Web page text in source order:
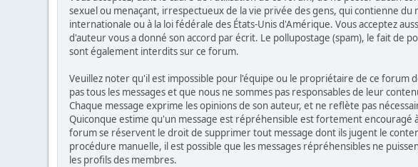
sexuel ou menaçant, irrespectueux de la vie privée des gens, qui contienne
internationale ou à la loi fédérale des États-Unis d'Amérique. Vous acceptez
d'auteur vous a donné son accord par écrit. Le pollupostage (spam), le fait de
sont également interdits sur ce forum.
Veuillez noter qu'il est impossible pour l'équipe ou le propriétaire de ce forum
pas tous les messages et que nous ne sommes pas responsables de leur
Chaque message exprime les opinions de son auteur, et ne reflète pas
Quiconque estime qu'un message est répréhensible est fortement
forum se réservent le droit de supprimer tout message dont ils jugent le
procédure manuelle, il est possible que les messages répréhensibles ne
les profils des membres.